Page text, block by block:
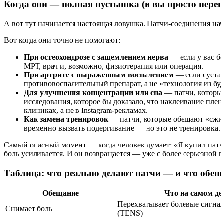
Когда они — полная пустышка (и вы просто
А вот тут начинается настоящая ловушка. Патчи-соединения
Вот когда они точно не помогают:
При остеохондрозе с защемлением нерва — если у вас
МРТ, врач и, возможно, физиотерапия или операция.
При артрите с выраженным воспалением — если
противовоспалительный препарат, а не «технология из
Для улучшения концентрации или сна — патчи,
исследования, которое бы доказало, что наклеивание
клиниках, а не в Instagram-рекламах.
Как замена тренировок — патчи, которые обещают
временно вызвать подергивание — но это не
Самый опасный момент — когда человек думает: «Я купил патч
боль усиливается. И он возвращается — уже с более серьезной
Таблица: что реально делают патчи — и что
Обещание
Что на самом
Снимает боль
Перехватывает болевые
(TENS)